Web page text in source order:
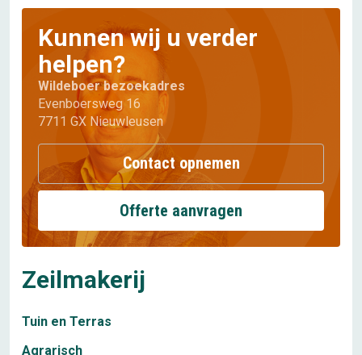
Zeilmakerij
Tuin en Terras
Agrarisch
Kunnen wij u verder
helpen?
Wildeboer bezoekadres
Evenboersweg 16
7711 GX Nieuwleusen
Contact opnemen
Offerte aanvragen